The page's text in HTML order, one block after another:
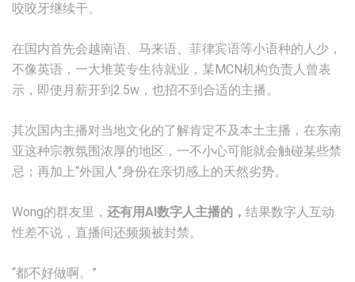
咬咬牙继续干。
在国内首先会越南语、马来语、菲律宾语等小语种的人少，
不像英语，一大堆英专生待就业，某MCN机构负责人曾表
示，即使月薪开到2.5w，也招不到合适的主播。
其次国内主播对当地文化的了解肯定不及本土主播，在东南
亚这种宗教氛围浓厚的地区，一不小心可能就会触碰某些禁
忌；再加上“外国人”身份在亲切感上的天然劣势。
Wong的群友里， 还有用AI数字人主播的， 结果数字人互动
性差不说，直播间还频频被封禁。
“都不好做啊。”